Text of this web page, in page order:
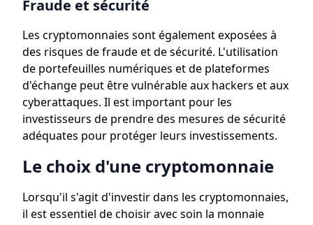
Fraude et sécurité
Les cryptomonnaies sont également exposées à
des risques de fraude et de sécurité. L'utilisation
de portefeuilles numériques et de plateformes
d'échange peut être vulnérable aux hackers et aux
cyberattaques. Il est important pour les
investisseurs de prendre des mesures de sécurité
adéquates pour protéger leurs investissements.
Le choix d'une cryptomonnaie
Lorsqu'il s'agit d'investir dans les cryptomonnaies,
il est essentiel de choisir avec soin la monnaie